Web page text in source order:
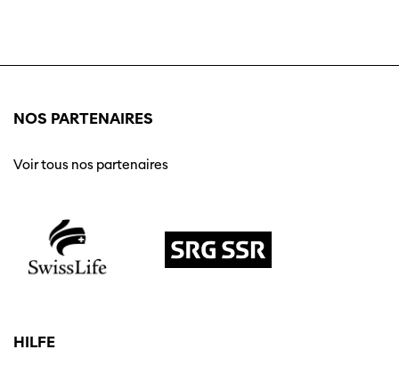
NOS PARTENAIRES
Voir tous nos partenaires
HILFE